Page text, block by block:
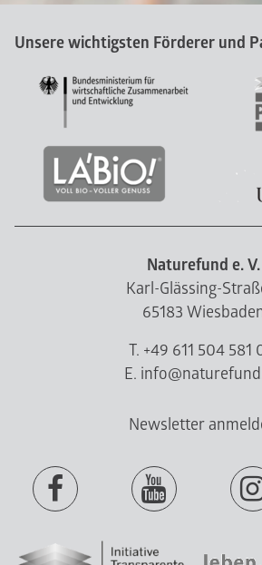
Unsere wichtigsten Förderer und
Naturefund e. V.
Karl-Glässing-
65183
T. +49 611 504 581
E.
Newsletter